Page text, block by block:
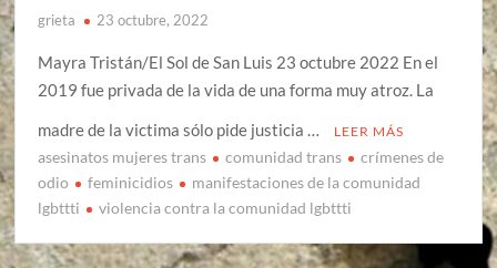
grieta 23 octubre, 2022
Mayra Tristán/El Sol de San Luis 23 octubre 2022 En el
2019 fue privada de la vida de una forma muy atroz. La
madre de la victima sólo pide justicia …
LEER MÁS
asesinatos mujeres trans comunidad trans
crímenes de
odio
feminicidios
manifestaciones de la comunidad
lgbttti
violencia contra la comunidad lgbttti